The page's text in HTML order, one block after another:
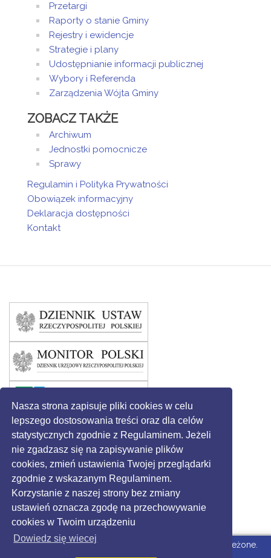
Nasza strona zapisuje pliki cookies w celu
lepszego dostosowania treści oraz dla celów
statystycznych zgodnie z Regulaminem. Jeżeli
nie zgadzasz się na zapisywanie plików
cookies, zmień ustawienia Twojej przeglądarki
zgodnie z wskazanym Regulaminem.
Korzystanie z naszej strony bez zmiany
ustawień oznacza zgodę na przechowywanie
cookies w Twoim urządzeniu
Dowiedz się wiecej
Przetargi
Raporty o stanie Gminy
Rejestry i ewidencje
Strategie i plany
Udostępnianie informacji publicznej
Wybory i Referenda
Zarządzenia Wójta Gminy
ZOBACZ TAKŻE
Archiwum
Jednostki pomocnicze
Sprawy
Regulamin i Polityka Prywatności
Obowiązek informacyjny
Deklaracja dostępności
Kontakt
© 2016 - Gmina Święciechowa. Wszystkie prawa zastrzeżone.